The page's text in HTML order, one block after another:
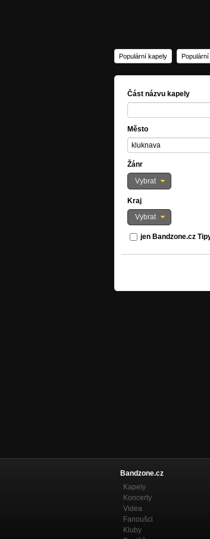
Populární kapely
Část názvu kapely
Město
Žánr
Vybrat
Kraj
Vybrat
jen Bandzone.cz
Bandzone.cz
Kapely
Koncerty
Videa
Fanoušci
Kluby